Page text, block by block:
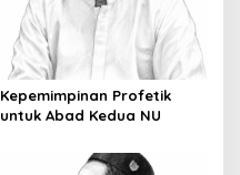
Kepemimpinan Profetik
untuk Abad Kedua NU